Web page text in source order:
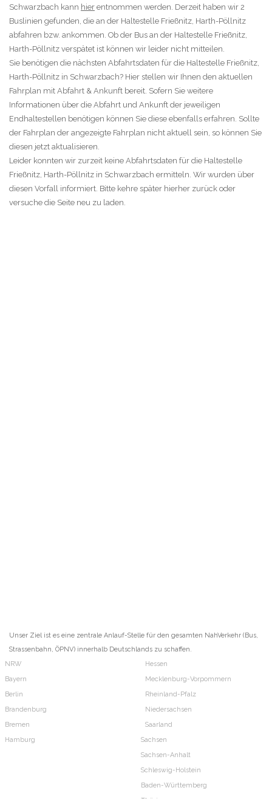
Schwarzbach kann hier entnommen werden. Derzeit haben wir 2
Buslinien gefunden, die an der Haltestelle Frießnitz, Harth-Pöllnitz
abfahren bzw. ankommen. Ob der Bus an der Haltestelle Frießnitz,
Harth-Pöllnitz verspätet ist können wir leider nicht mitteilen.
Sie benötigen die nächsten Abfahrtsdaten für die Haltestelle Frießnitz,
Harth-Pöllnitz in Schwarzbach? Hier stellen wir Ihnen den aktuellen
Fahrplan mit Abfahrt & Ankunft bereit. Sofern Sie weitere
Informationen über die Abfahrt und Ankunft der jeweiligen
Endhaltestellen benötigen können Sie diese ebenfalls erfahren. Sollte
der Fahrplan der angezeigte Fahrplan nicht aktuell sein, so können Sie
diesen jetzt aktualisieren.
Leider konnten wir zurzeit keine Abfahrtsdaten für die Haltestelle
Frießnitz, Harth-Pöllnitz in Schwarzbach ermitteln. Wir wurden über
diesen Vorfall informiert. Bitte kehre später hierher zurück oder
versuche die Seite neu zu laden.
Unser Ziel ist es eine zentrale Anlauf-Stelle für den gesamten NahVerkehr (Bus,
Strassenbahn, ÖPNV) innerhalb Deutschlands zu schaffen.
NRW
Bayern
Berlin
Brandenburg
Bremen
Hamburg
Hessen
Mecklenburg-Vorpommern
Rheinland-Pfalz
Niedersachsen
Saarland
Sachsen
Sachsen-Anhalt
Schleswig-Holstein
Baden-Württemberg